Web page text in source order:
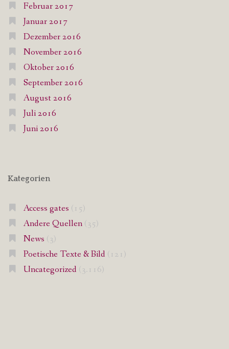
Februar 2017
Januar 2017
Dezember 2016
November 2016
Oktober 2016
September 2016
August 2016
Juli 2016
Juni 2016
Kategorien
Access gates (15)
Andere Quellen(35)
News (3)
Poetische Texte & Bild (121)
Uncategorized (3.116)